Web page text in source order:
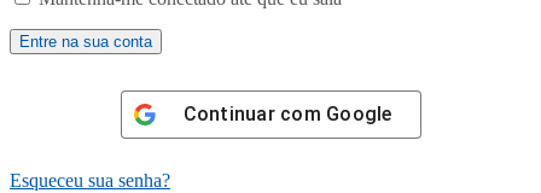
Continuar com Google
Esqueceu sua senha?